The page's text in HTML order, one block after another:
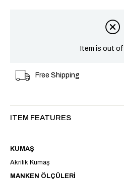
Item is out
Free Shipping
ITEM FEATURES
KUMAŞ
Akrilik Kumaş
MANKEN ÖLÇÜLERİ